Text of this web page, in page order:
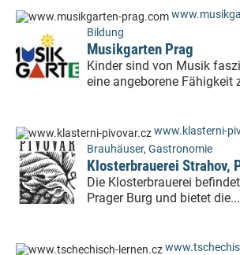
Bildung
Musikgarten Prag
Kinder sind von Musik
eine angeborene Fähigkeit
www.klasterni-
Brauhäuser, Gastronomie
Klosterbrauerei Strahov,
Die Klosterbrauerei
Prager Burg und bietet die...